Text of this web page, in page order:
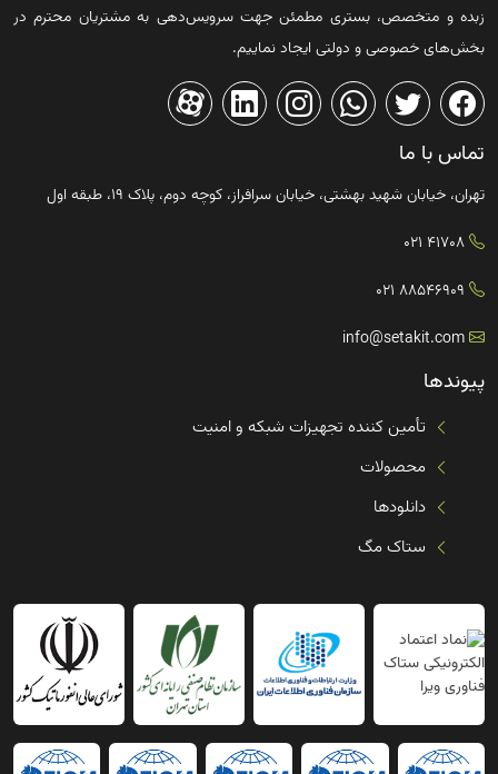
زبده و متخصص، بستری مطمئن جهت سرویس‌دهی به مشتریان محترم در
بخش‌های خصوصی و دولتی ایجاد نماییم.
تماس با ما
تهران، خیابان شهید بهشتی، خیابان سرافراز، کوچه دوم، پلاک ۱۹، طبقه اول
41708 021
88546909 021
info@setakit.com
پیوندها
تأمین کننده تجهیزات شبکه و امنیت
محصولات
دانلودها
ستاک مگ